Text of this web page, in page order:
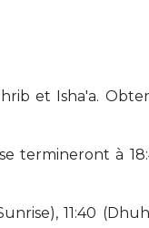
et Isha'a.
termineront à
11:40